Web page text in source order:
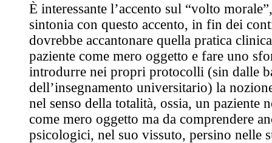
È interessante l’accento sul “volto
sintonia con questo accento, in fin dei
dovrebbe accantonare quella pratica
paziente come mero oggetto e fare uno
introdurre nei propri protocolli (sin dalle
dell’insegnamento universitario) la
nel senso della totalità, ossia, un paziente
come mero oggetto ma da comprendere
psicologici, nel suo vissuto, persino nelle